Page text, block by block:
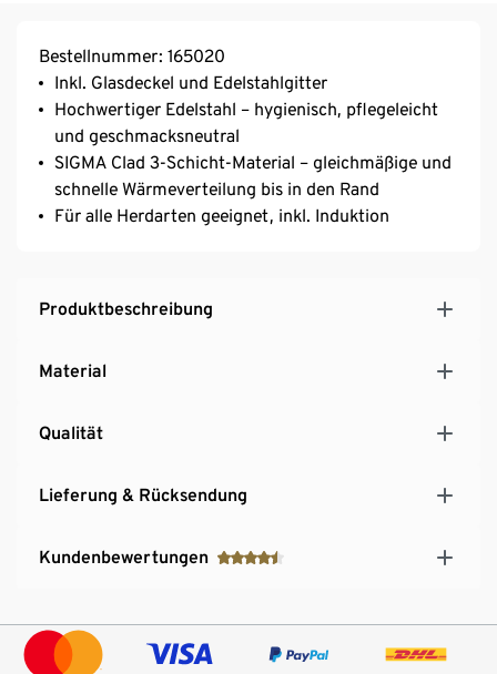
Bestellnummer: 165020
Inkl. Glasdeckel und Edelstahlgitter
Hochwertiger Edelstahl – hygienisch, pflegeleicht
und geschmacksneutral
SIGMA Clad 3-Schicht-Material – gleichmäßige und
schnelle Wärmeverteilung bis in den Rand
Für alle Herdarten geeignet, inkl. Induktion
Produktbeschreibung
Material
Qualität
Lieferung & Rücksendung
Kundenbewertungen